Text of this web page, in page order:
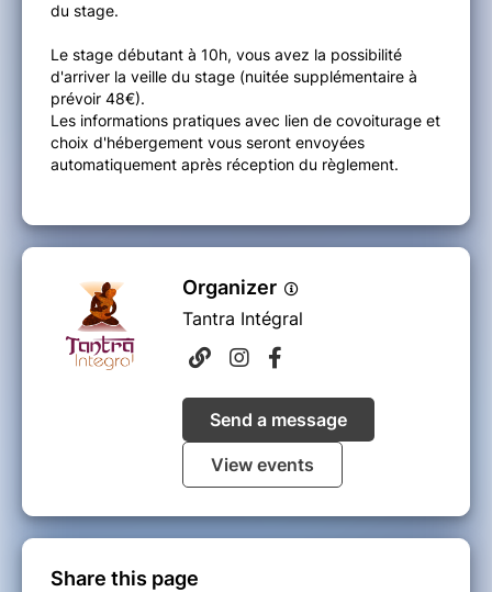
du stage.
Le stage débutant à 10h, vous avez la possibilité
d'arriver la veille du stage (nuitée supplémentaire à
prévoir 48€).
Les informations pratiques avec lien de covoiturage et
choix d'hébergement vous seront envoyées
automatiquement après réception du règlement.
Organizer
Tantra Intégral
Send a message
View events
Share this page